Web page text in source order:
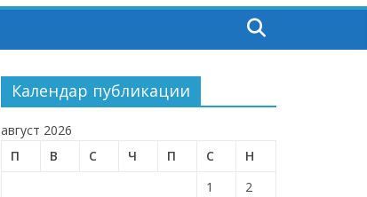
Календар публикации
август 2026
П
В С Ч П С
Н
1
2